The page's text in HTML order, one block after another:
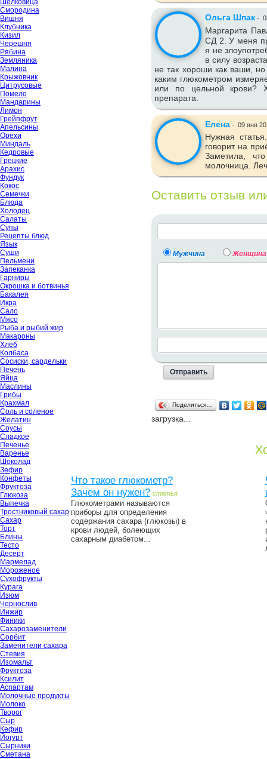
Шелковица
Смородина
Вишня
Клубника
Кизил
Черешня
Рябина
Земляника
Малина
Крыжовник
Цитрусовые
Помело
Мандарины
Лимон
Грейпфрут
Апельсины
Орехи
Миндаль
Кедровые
Грецкие
Арахис
Фундук
Кокос
Семечки
Блюда
Холодец
Салаты
Супы
Рецепты блюд
Язык
Суши
Пельмени
Запеканка
Гарниры
Окрошка и ботвинья
Бакалея
Икра
Сало
Мясо
Рыба и рыбий жир
Макароны
Хлеб
Колбаса
Сосиски, сардельки
Печень
Яйца
Маслины
Грибы
Крахмал
Соль и соленое
Желатин
Соусы
Сладкое
Печенье
Варенье
Шоколад
Зефир
Конфеты
Фруктоза
Глюкоза
Выпечка
Тростниковый сахар
Сахар
Торт
Блины
Тесто
Десерт
Мармелад
Мороженое
Сухофрукты
Курага
Изюм
Чернослив
Инжир
Финики
Сахарозаменители
Сорбит
Заменители сахара
Стевия
Изомальт
Фруктоза
Ксилит
Аспартам
Молочные продукты
Молоко
Творог
Сыр
Кефир
Йогурт
Сырники
Сметана
Ольга Шпак -
Маргарита
СД 2. У меня
я не
в силу
не так хороши как ваши,
каким глюкометром
или по цельной крови?
препарата.
Елена - 09 янв
Нужная
говорит на
Заметила,
молочница.
Оставить отзыв
Мужчина Женщина
Поделиться…
загрузка...
Что такое глюкометр?
Зачем он нужен? статья
Глюкометрами называются
приборы для определения
содержания сахара (глюкозы) в
крови людей, болеющих
сахарным диабетом...